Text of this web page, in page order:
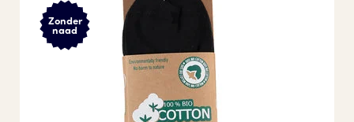
Zonder
naad